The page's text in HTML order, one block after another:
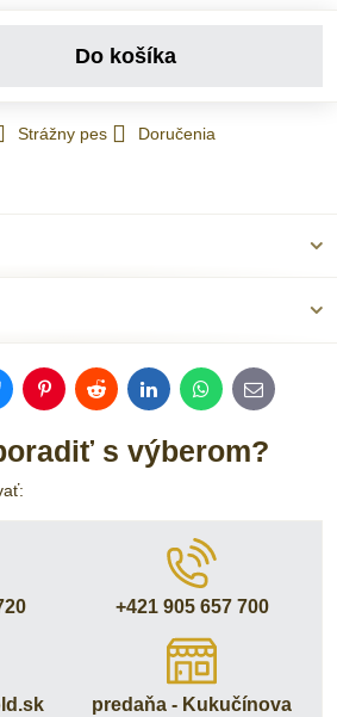
Do košíka
Strážny pes Doručenia
PinterestRedditLinkedInWhatsApp
E-
mail
s výberom?
+421 905 657 700
predaňa - Kukučínova